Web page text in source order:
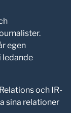
egen
ledande
och IR-
sina relationer